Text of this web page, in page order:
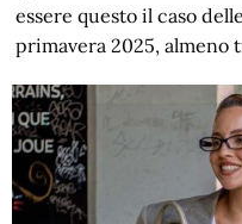
essere questo il caso
primavera 2025, almeno